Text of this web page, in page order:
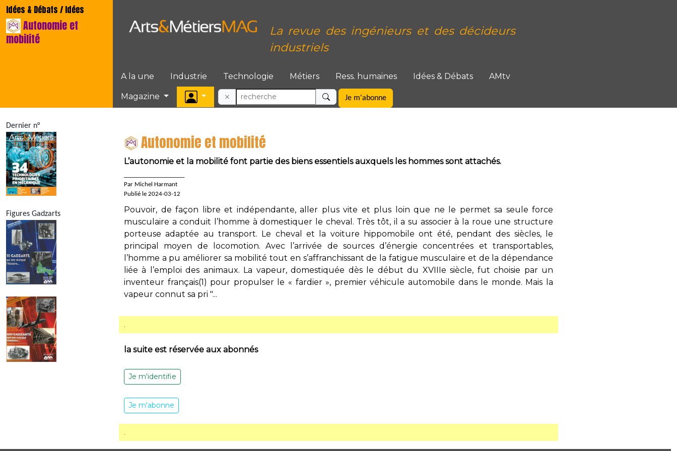
Idées & Débats / Idées
Autonomie et
mobilité
La revue des ingénieurs et des décideurs
industriels
A la une Industrie Technologie Métiers Ress. humaines Idées & Débats AMtv
Magazine Je m'abonne
Dernier n°
Figures Gadzarts
Autonomie et mobilité
L’autonomie et la mobilité font partie des biens essentiels auxquels les hommes sont attachés.
Par Michel Harmant
Publié le 2024-03-12
Pouvoir, de façon libre et indépendante, aller plus vite et plus loin que ne le permet sa seule force
musculaire a conduit l’homme à domestiquer le cheval. Très tôt, il a su associer à la roue une structure
porteuse adaptée au transport. Le cheval et la voiture hippomobile ont été, pendant des siècles, le
principal moyen de locomotion. Avec l’arrivée de sources d’énergie concentrées et transportables,
l’homme a pu améliorer sa mobilité tout en s’affranchissant de la fatigue musculaire et de la dépendance
liée à l’emploi des animaux. La vapeur, domestiquée dès le début du XVIIIe siècle, fut choisie par un
inventeur français(1) pour propulser le « fardier », premier véhicule automobile dans le monde. Mais la
vapeur connut sa pri "...
.
la suite est réservée aux abonnés
Je m'identifie
Je m'abonne
.